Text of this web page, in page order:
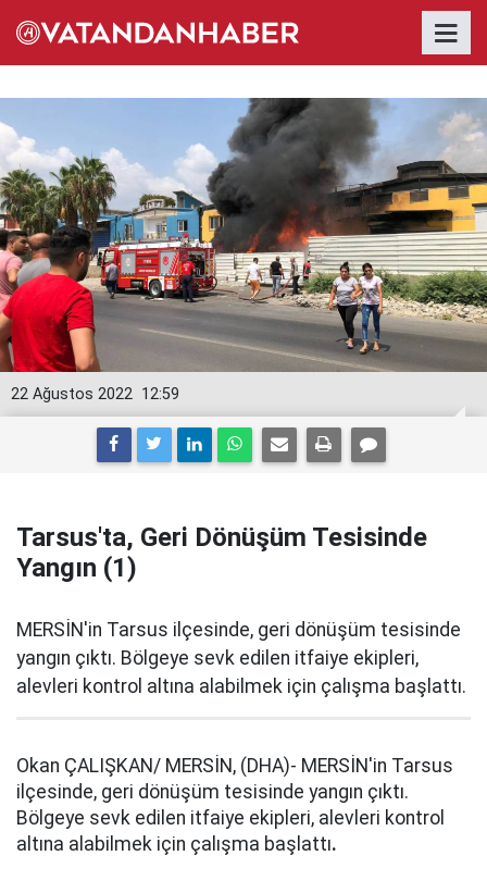
12:59
22 Ağustos 2022
Tarsus'ta, Geri Dönüşüm Tesisinde
Yangın (1)
MERSİN'in Tarsus ilçesinde, geri dönüşüm tesisinde
yangın çıktı. Bölgeye sevk edilen itfaiye ekipleri,
alevleri kontrol altına alabilmek için çalışma başlattı.
Okan ÇALIŞKAN/ MERSİN, (DHA)- MERSİN'in Tarsus
ilçesinde, geri dönüşüm tesisinde yangın çıktı.
Bölgeye sevk edilen itfaiye ekipleri, alevleri kontrol
altına alabilmek için çalışma başlattı.